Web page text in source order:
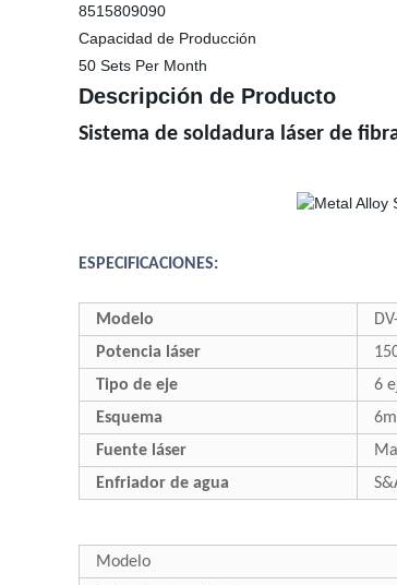
8515809090
Capacidad de Producción
50 Sets Per Month
Descripción de Producto
Sistema de soldadura láser de
ESPECIFICACIONES:
Modelo
Potencia láser
Tipo de eje
6
Esquema
6m
Fuente láser
Enfriador de agua
Modelo